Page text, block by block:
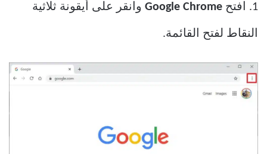
1. افتح Google Chrome وانقر على أيقونة ثلاثية
النقاط لفتح القائمة.